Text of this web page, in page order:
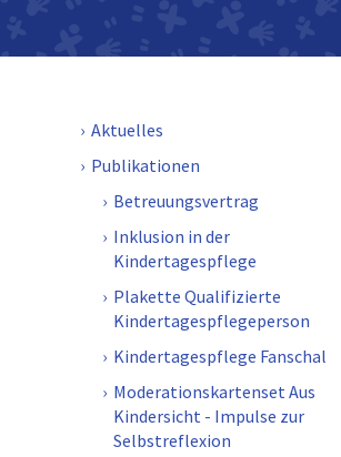
Aktuelles
Publikationen
Betreuungsvertrag
Inklusion in der
Kindertagespflege
Plakette Qualifizierte
Kindertagespflegeperson
Kindertagespflege Fanschal
Moderationskartenset Aus
Kindersicht - Impulse zur
Selbstreflexion